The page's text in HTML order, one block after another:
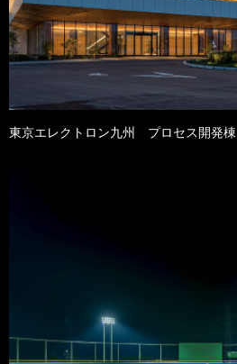
東京エレクトロン九州 プロセス開発棟